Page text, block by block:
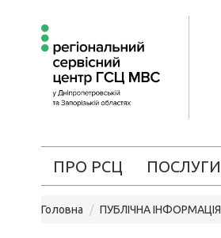
ПРО РСЦ ПОСЛУГИ
Головна ПУБЛІЧНА ІНФОРМАЦІЯ